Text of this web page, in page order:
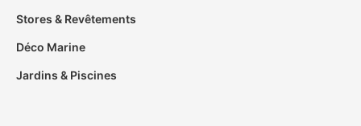
Stores & Revêtements
Déco Marine
Jardins & Piscines